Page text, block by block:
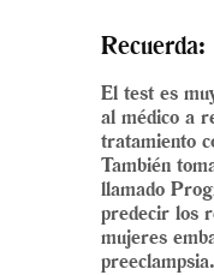
Recuerda:
El test es
al médico a
tratamiento
También
llamado
predecir los
mujeres